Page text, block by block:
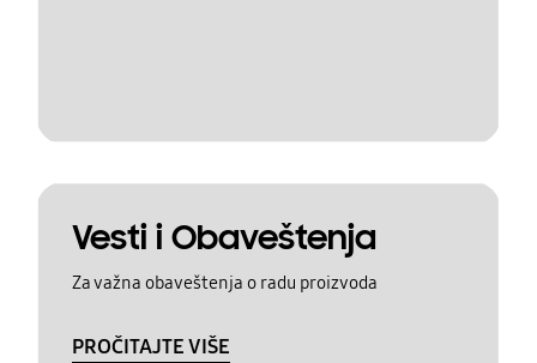
Vesti i Obaveštenja
Za važna obaveštenja o radu proizvoda
PROČITAJTE VIŠE